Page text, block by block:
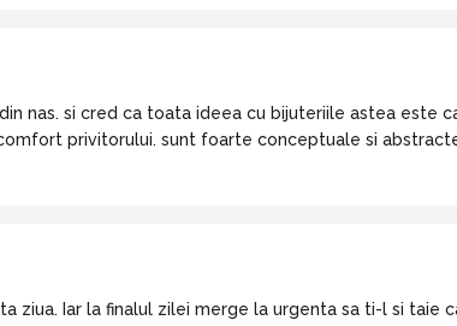
nas. si cred ca toata ideea cu bijuteriile astea este
privitorului. sunt foarte conceptuale si
ziua. Iar la finalul zilei merge la urgenta sa ti-l si taie